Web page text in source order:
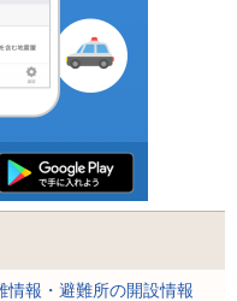
情報・避難所の開設情報